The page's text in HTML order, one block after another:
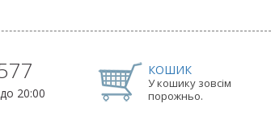
20:00
КОШИК
У кошику зовсім
порожньо.